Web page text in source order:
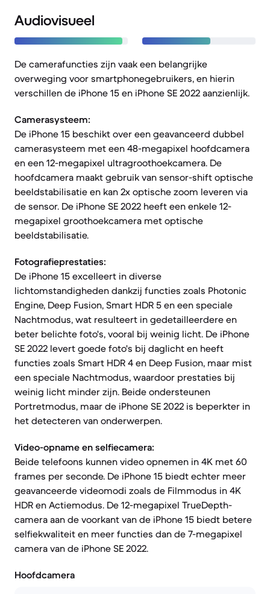
Audiovisueel
De camerafuncties zijn vaak een belangrijke
overweging voor smartphonegebruikers, en hierin
verschillen de iPhone 15 en iPhone SE 2022 aanzienlijk.
Camerasysteem:
De iPhone 15 beschikt over een geavanceerd dubbel
camerasysteem met een 48-megapixel hoofdcamera
en een 12-megapixel ultragroothoekcamera. De
hoofdcamera maakt gebruik van sensor-shift optische
beeldstabilisatie en kan 2x optische zoom leveren via
de sensor. De iPhone SE 2022 heeft een enkele 12-
megapixel groothoekcamera met optische
beeldstabilisatie.
Fotografieprestaties:
De iPhone 15 excelleert in diverse
lichtomstandigheden dankzij functies zoals Photonic
Engine, Deep Fusion, Smart HDR 5 en een speciale
Nachtmodus, wat resulteert in gedetailleerdere en
beter belichte foto's, vooral bij weinig licht. De iPhone
SE 2022 levert goede foto's bij daglicht en heeft
functies zoals Smart HDR 4 en Deep Fusion, maar mist
een speciale Nachtmodus, waardoor prestaties bij
weinig licht minder zijn. Beide ondersteunen
Portretmodus, maar de iPhone SE 2022 is beperkter in
het detecteren van onderwerpen.
Video-opname en selfiecamera:
Beide telefoons kunnen video opnemen in 4K met 60
frames per seconde. De iPhone 15 biedt echter meer
geavanceerde videomodi zoals de Filmmodus in 4K
HDR en Actiemodus. De 12-megapixel TrueDepth-
camera aan de voorkant van de iPhone 15 biedt betere
selfiekwaliteit en meer functies dan de 7-megapixel
camera van de iPhone SE 2022.
Hoofdcamera